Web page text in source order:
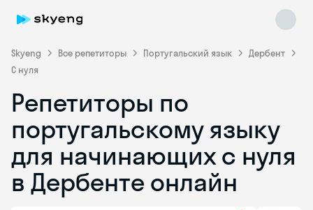
Skyeng Все репетиторы Португальский язык
Дербент
С нуля
Репетиторы по
португальскому языку
для начинающих с нуля
в Дербенте онлайн
Skyeng Chat